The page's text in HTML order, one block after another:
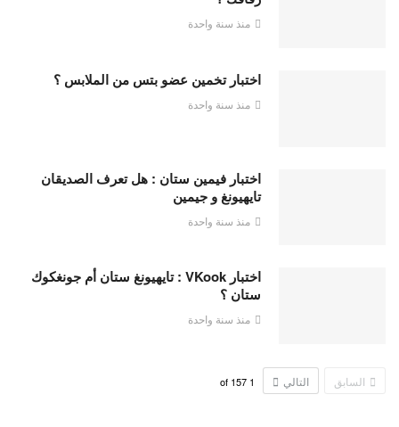
منذ سنة واحدة
اختبار تخمين عضو بتس من الملابس ؟
منذ سنة واحدة
اختبار فيمين ستان : هل تعرف الصديقان
تايهيونغ و جيمين
منذ سنة واحدة
اختبار VKook : تايهيونغ ستان أم جونغكوك
ستان ؟
منذ سنة واحدة
السابق التالي 1
157